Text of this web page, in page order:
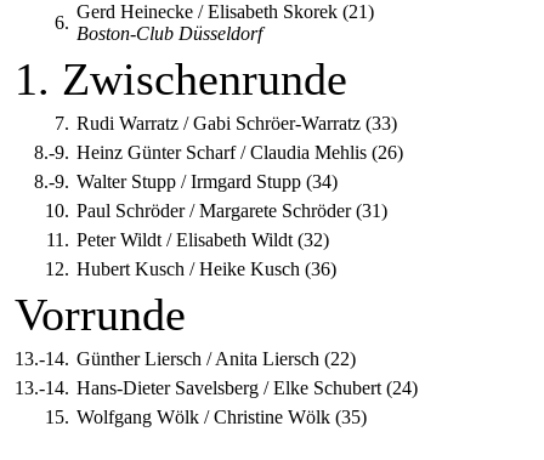
6.
Gerd Heinecke / Elisabeth Skorek (21)
Boston-Club Düsseldorf
1. Zwischenrunde
7. Rudi Warratz / Gabi Schröer-Warratz (33)
8.-9. Heinz Günter Scharf / Claudia Mehlis (26)
8.-9. Walter Stupp / Irmgard Stupp (34)
10. Paul Schröder / Margarete Schröder (31)
11. Peter Wildt / Elisabeth Wildt (32)
12. Hubert Kusch / Heike Kusch (36)
Vorrunde
13.-14. Günther Liersch / Anita Liersch (22)
13.-14. Hans-Dieter Savelsberg / Elke Schubert (24)
15. Wolfgang Wölk / Christine Wölk (35)